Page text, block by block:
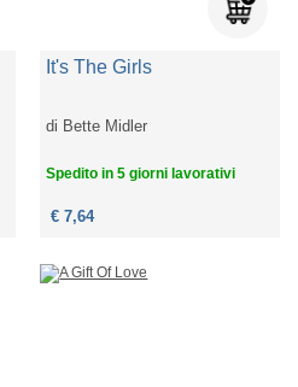
It's The Girls
di Bette Midler
Spedito in 5 giorni lavorativi
€ 7,64